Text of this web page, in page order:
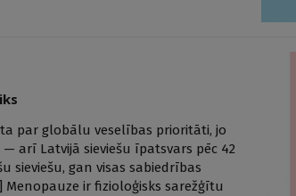
par globālu veselības prioritāti, jo
arī Latvijā sieviešu īpatsvars pēc 42
sieviešu, gan visas sabiedrības
ir fizioloģisks sarežģītu